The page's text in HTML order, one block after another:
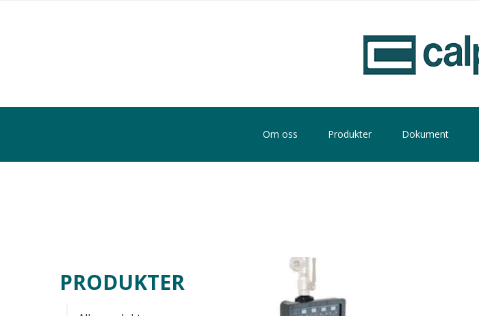
Om oss Produkter Dokument
PRODUKTER